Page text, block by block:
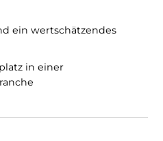
ein wertschätzendes
in einer